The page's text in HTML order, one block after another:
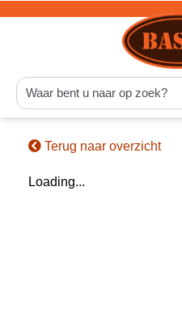
Terug naar overzicht
Loading...